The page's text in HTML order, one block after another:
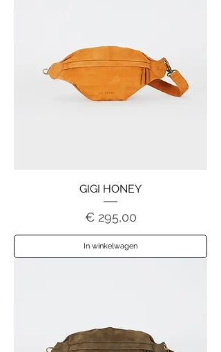
GIGI HONEY
Prijs
€ 295,00
In winkelwagen